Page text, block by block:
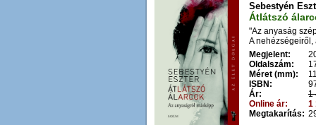
Sebestyén
Átlátszó
"Az anyaság
A nehézségeiről,
Megjelent:
Oldalszám:
Méret (mm):
ISBN:
Ár:
1
Online ár:
1
Megtakarítás: